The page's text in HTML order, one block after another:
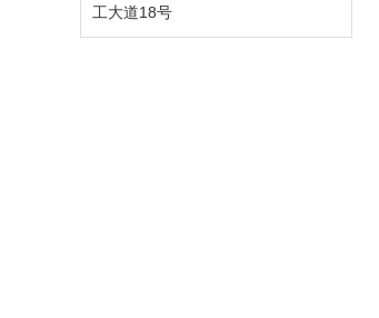
工大道18号